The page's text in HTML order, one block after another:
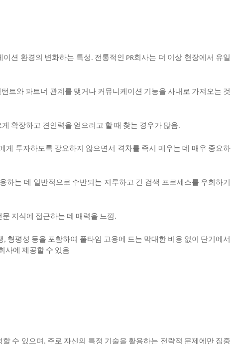
이션 환경의 변화하는 특성 . 전통적인 PR회사는 더 이상 현장에서 유일
턴트와 파트너 관계를 맺거나 커뮤니케이션 기능을 사내로 가져오는 것
확장하고 견인력을 얻으려고 할 때 찾는 경우가 많음.
게 투자하도록 강요하지 않으면서 격차를 즉시 메우는 데 매우 중요하
하는 데 일반적으로 수반되는 지루하고 긴 검색 프로세스를 우회하기
문 지식에 접근하는 데 매력을 느낌 .
, 형평성 등을 포함하여 풀타임 고용에 드는 막대한 비용 없이
단기에서
사에 제공할 수 있음
할 수 있으며 , 주로 자신의 특정 기술을 활용하는 전략적 문제에만 집중